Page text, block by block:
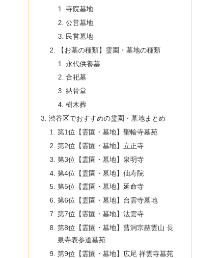
寺院墓地
公営墓地
民営墓地
【お墓の種類】霊園・墓地の種類
永代供養墓
合祀墓
納骨堂
樹木葬
渋谷区でおすすめの霊園・墓地まとめ
第1位【霊園・墓地】聖輪寺墓苑
第2位【霊園・墓地】立正寺
第3位【霊園・墓地】泉明寺
第4位【霊園・墓地】仙寿院
第5位【霊園・墓地】延命寺
第6位【霊園・墓地】台雲寺墓地
第7位【霊園・墓地】法雲寺
第8位【霊園・墓地】曹洞宗慈雲山 長
泉寺表参道墓苑
第9位【霊園・墓地】広尾 祥雲寺墓苑